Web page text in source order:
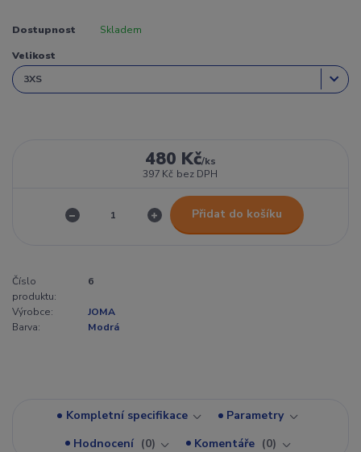
Dostupnost Skladem
Velikost
480 Kč/ks
397 Kč bez DPH
Přidat do košíku
Číslo
produktu:
6
Výrobce:
JOMA
Barva:
Modrá
Kompletní specifikace
Parametry
Hodnocení
0 Komentáře 0